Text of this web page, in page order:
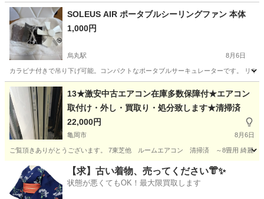
京都 京都市 生活家電 単身赴任
SOLEUS AIR ポータブルシーリングファン 本体
1,000円
烏丸駅 8月6日
カラビナ付きで吊り下げ可能。コンパクトなポータブルサーキュレーターです。 リ
京都 京都市 烏丸駅 季節、空調家電
13★激安中古エアコン在庫多数保障付★エアコン
取付け・外し・買取り・処分致します★清掃済
22,000円
亀岡市 8月6日
ご覧頂きありがとうございます。 7東芝他 ルームエアコン 清掃済 ～8畳用 綺麗な
京都 亀岡市 季節、空調家電 地域
【求】古い着物、売ってください👘✨
状態が悪くてもOK！最大限買取します